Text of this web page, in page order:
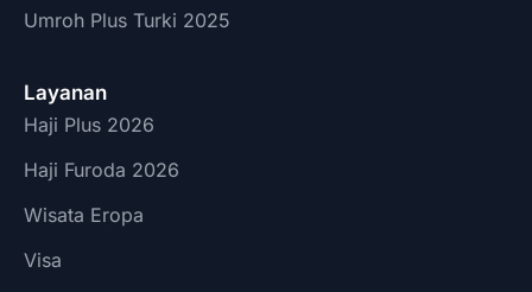
Umroh Plus Turki 2025
Layanan
Haji Plus 2026
Haji Furoda 2026
Wisata Eropa
Visa